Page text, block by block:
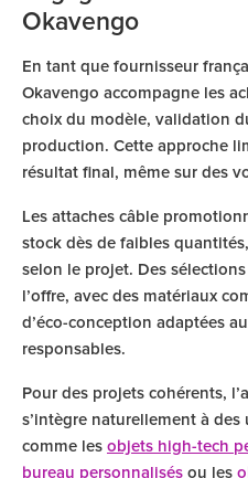
Okavengo
En tant que fournisseur
Okavengo accompagne les
choix du modèle, validation
production. Cette approche
résultat final, même sur des
Les attaches câble
stock dès de faibles
selon le projet. Des
l’offre, avec des matériaux
d’éco-conception adaptées
responsables.
Pour des projets cohérents,
s’intègre naturellement à
comme les objets high-tech
bureau personnalisés ou les